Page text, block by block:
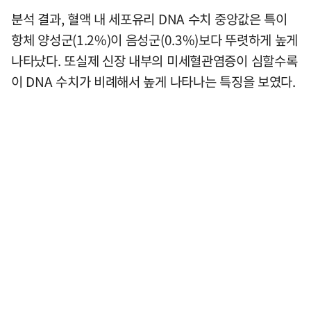
분석 결과, 혈액 내 세포유리 DNA 수치 중앙값은 특이
항체 양성군(1.2%)이 음성군(0.3%)보다 뚜렷하게 높게
나타났다. 또실제 신장 내부의 미세혈관염증이 심할수록
이 DNA 수치가 비례해서 높게 나타나는 특징을 보였다.